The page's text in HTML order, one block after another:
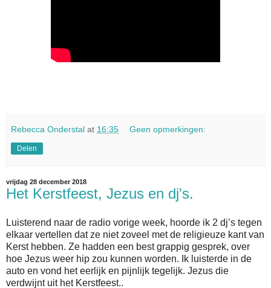
Rebecca Onderstal at 16:35 Geen opmerkingen:
Delen
vrijdag 28 december 2018
Het Kerstfeest, Jezus en dj's.
Luisterend naar de radio vorige week, hoorde ik 2 dj’s tegen
elkaar vertellen dat ze niet zoveel met de religieuze kant van
Kerst hebben. Ze hadden een best grappig gesprek, over
hoe Jezus weer hip zou kunnen worden. Ik luisterde in de
auto en vond het eerlijk en pijnlijk tegelijk. Jezus die
verdwijnt uit het Kerstfeest..